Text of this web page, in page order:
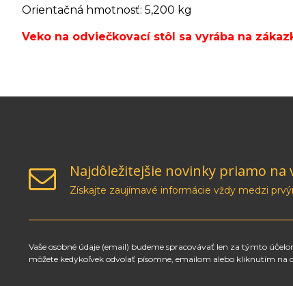
Orientačná hmotnosť: 5,200 kg
Veko na odviečkovací stôl sa vyrába na
Najdôležitejšie novinky priamo na
Získajte zaujímavé informácie vždy medzi
Vaše osobné údaje (email) budeme spracovávať len za týmto
môžete kedykoľvek odvolať písomne, emailom alebo kliknutím